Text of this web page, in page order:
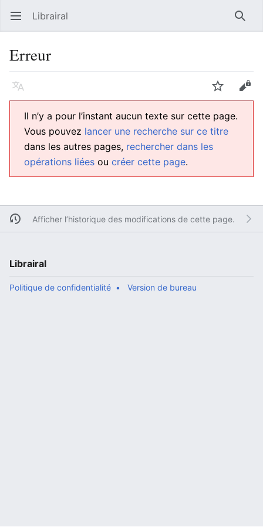
Ouvrir le menu principal Librairal
Erreur
Langue Suivre
Il n’y a pour l’instant aucun texte sur cette page.
Vous pouvez lancer une recherche sur ce titre
dans les autres pages, rechercher dans les
opérations liées ou créer cette page.
Afficher l’historique des modifications de cette page.
Librairal
Politique de confidentialité Version de bureau